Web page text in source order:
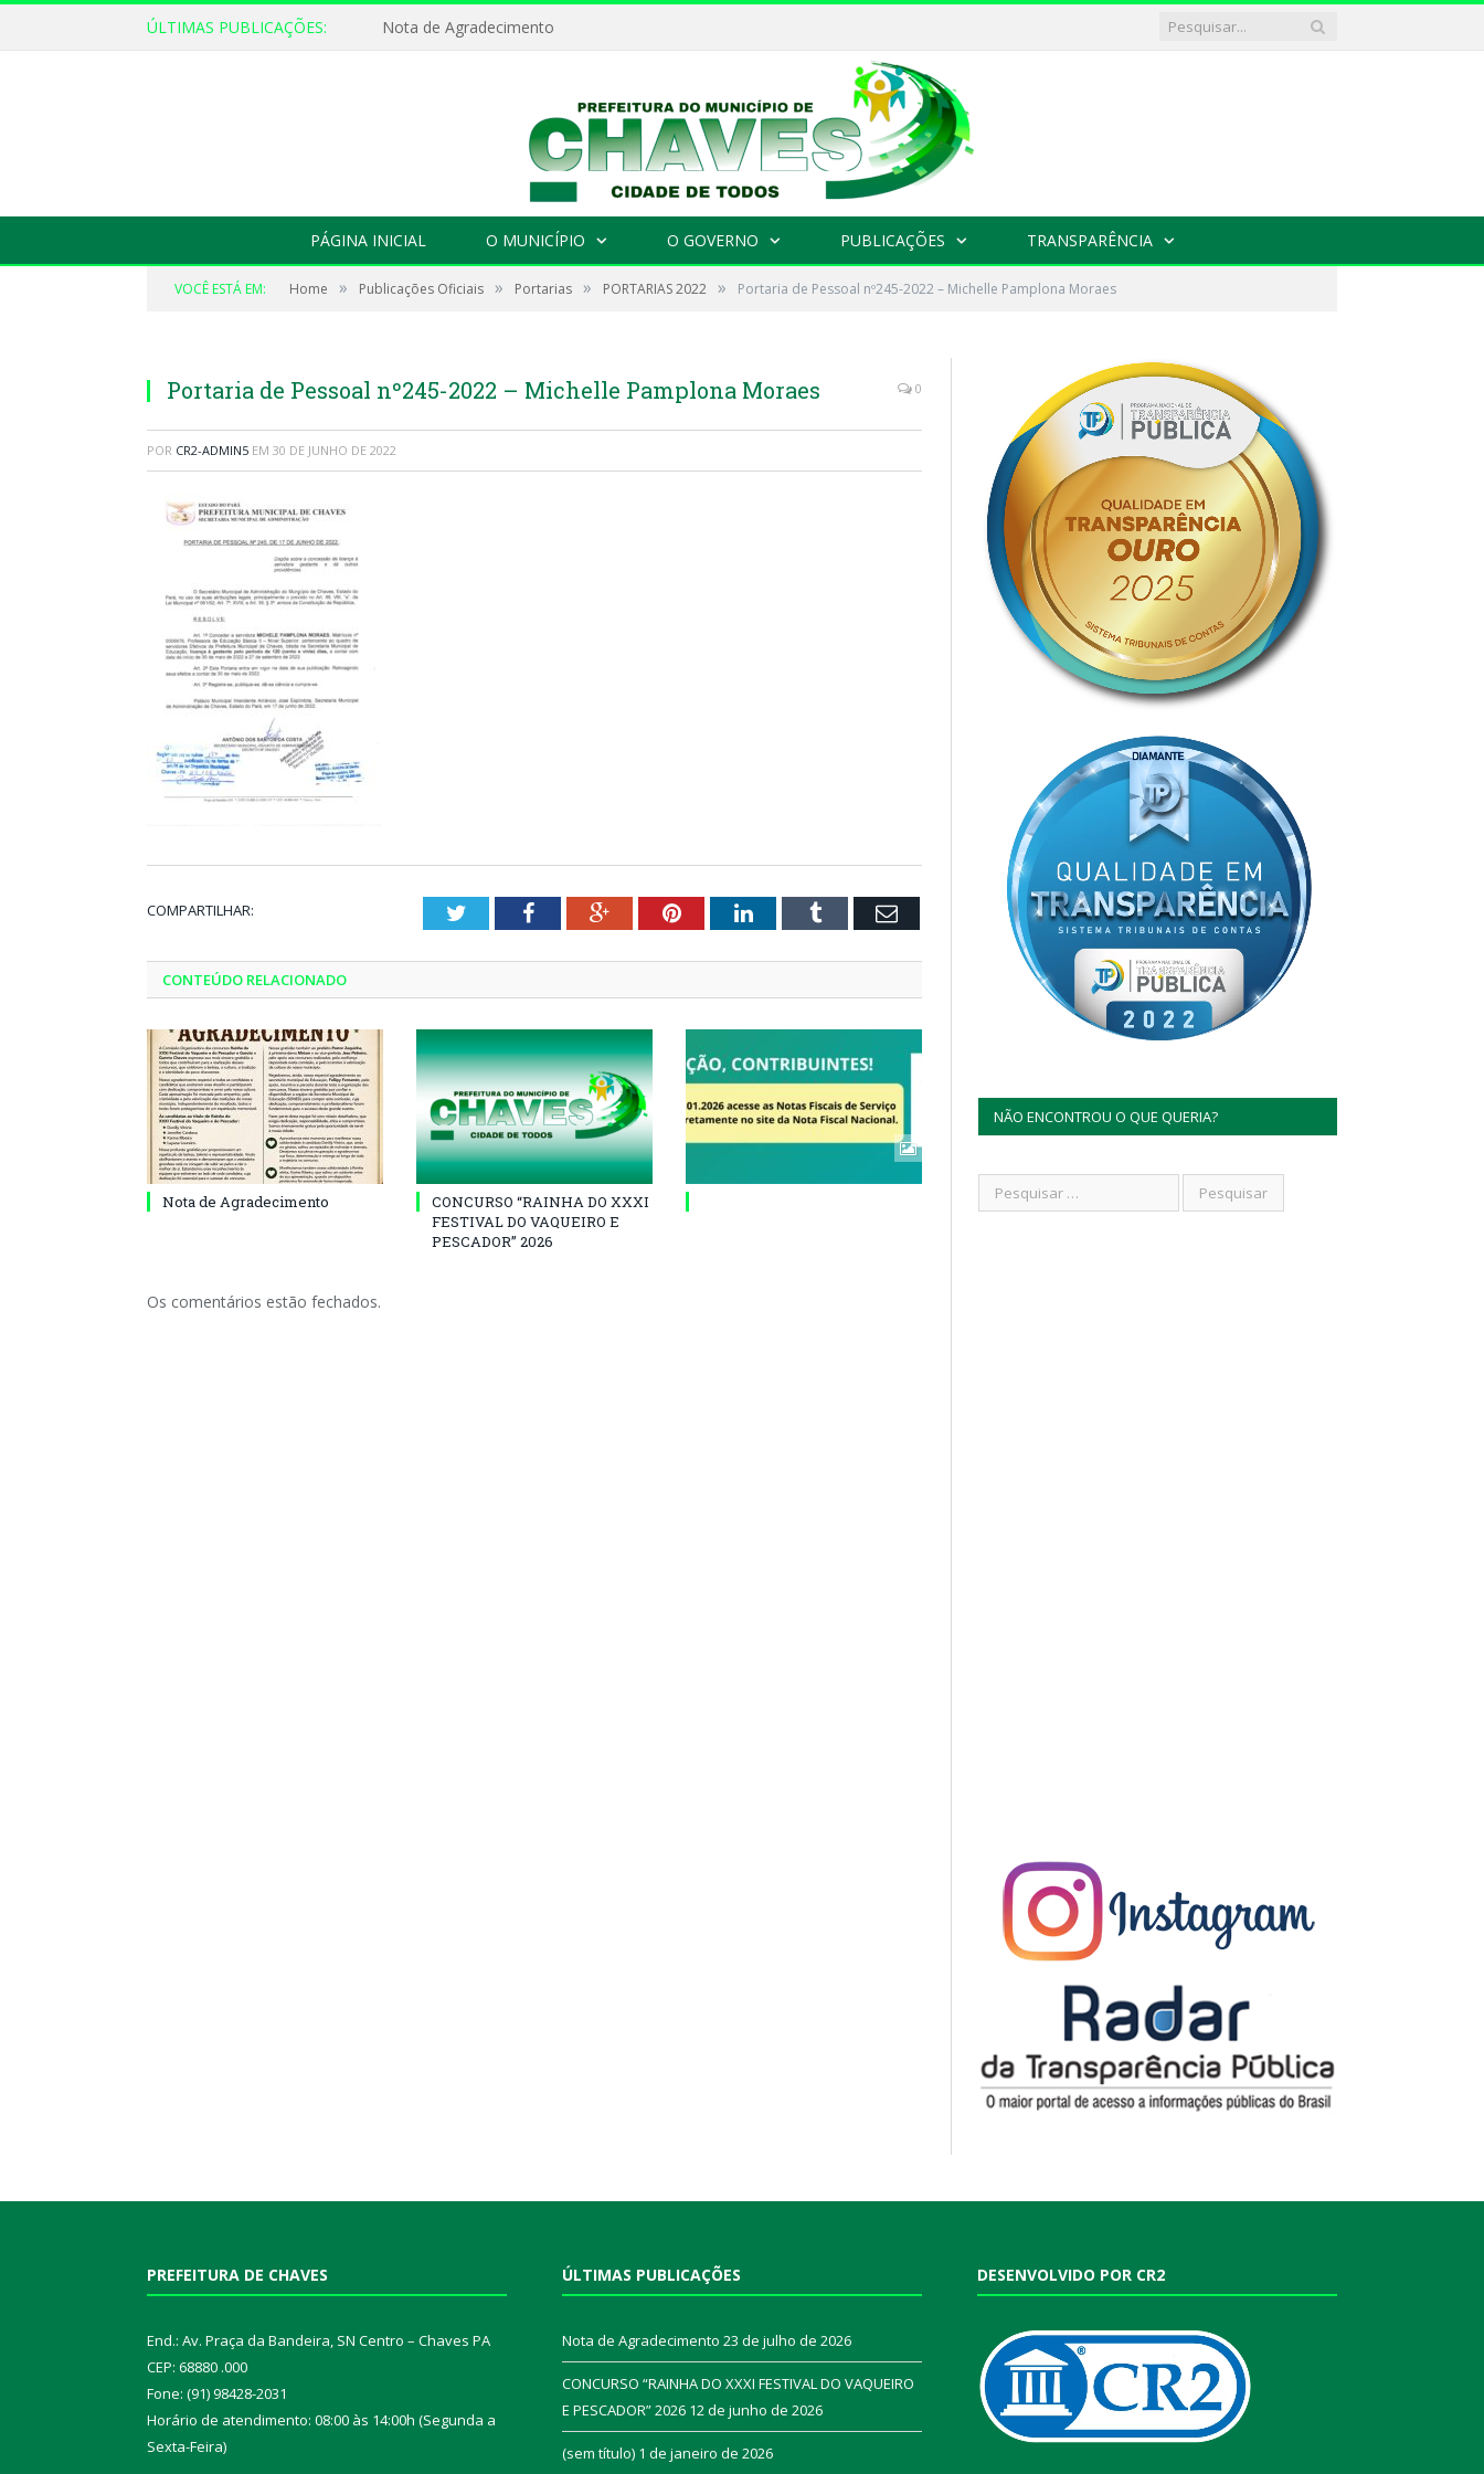
ÚLTIMAS PUBLICAÇÕES: Nota de Agradecimento
PÁGINA INICIAL O MUNICÍPIO O GOVERNO PUBLICAÇÕES TRANSPARÊNCIA
VOCÊ ESTÁ EM: Home » Publicações Oficiais » Portarias » PORTARIAS 2022 » Portaria de Pessoal nº245-2022 – Michelle Pamplona Moraes
Portaria de Pessoal nº245-2022 – Michelle Pamplona Moraes 0
POR CR2-ADMIN5 EM 30 DE JUNHO DE 2022
COMPARTILHAR: TwitterFacebookGoogle+PinterestLinkedInTumblr Email
CONTEÚDO RELACIONADO
Nota de Agradecimento
CONCURSO “RAINHA DO XXXI
FESTIVAL DO VAQUEIRO E
PESCADOR” 2026
Os comentários estão fechados.
NÃO ENCONTROU O QUE QUERIA?
PREFEITURA DE CHAVES
End.: Av. Praça da Bandeira, SN Centro – Chaves PA
CEP: 68880 .000
Fone: (91) 98428-2031
Horário de atendimento: 08:00 às 14:00h (Segunda a
Sexta-Feira)
ÚLTIMAS PUBLICAÇÕES
Nota de Agradecimento 23 de julho de 2026
CONCURSO “RAINHA DO XXXI FESTIVAL DO VAQUEIRO
E PESCADOR” 2026 12 de junho de 2026
(sem título) 1 de janeiro de 2026
DESENVOLVIDO POR CR2